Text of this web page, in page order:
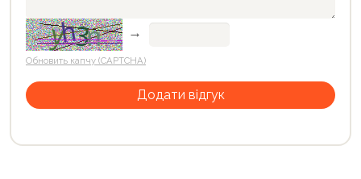
→
Обновить капчу (CAPTCHA)